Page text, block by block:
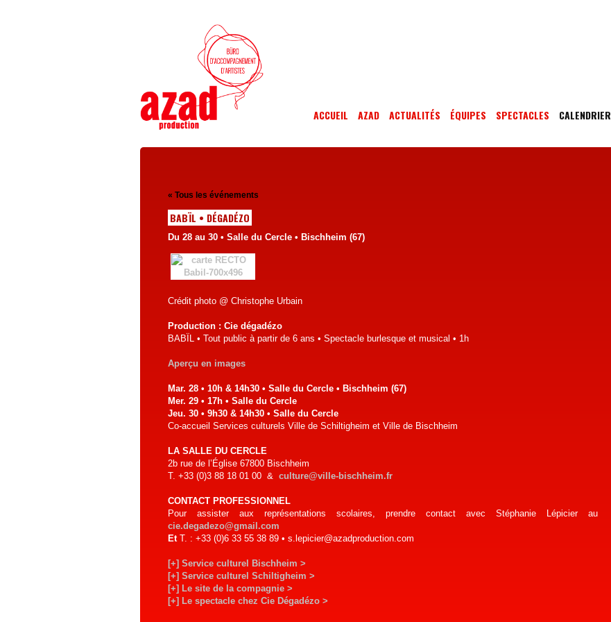
ACCUEIL AZAD ACTUALITÉS ÉQUIPES SPECTACLES CALENDRIER
« Tous les événements
BABÏL • DÉGADÉZO
Du 28 au 30 • Salle du Cercle • Bischheim (67)
Crédit photo @ Christophe Urbain
Production : Cie dégadézo
BABÏL • Tout public à partir de 6 ans • Spectacle burlesque et musical • 1h
Aperçu en images
Mar. 28 • 10h & 14h30 • Salle du Cercle • Bischheim (67)
Mer. 29 • 17h • Salle du Cercle
Jeu. 30 • 9h30 & 14h30 • Salle du Cercle
Co-accueil Services culturels Ville de Schiltigheim et Ville de Bischheim
LA SALLE DU CERCLE
2b rue de l’Église 67800 Bischheim
T. +33 (0)3 88 18 01 00 & culture@ville-bischheim.fr
CONTACT PROFESSIONNEL
Pour assister aux représentations scolaires, prendre contact avec Stéphanie Lépicier au
cie.degadezo@gmail.com
EtT. : +33 (0)6 33 55 38 89 • s.lepicier@azadproduction.com
[+] Service culturel Bischheim >
[+] Service culturel Schiltigheim >
[+] Le site de la compagnie >
[+] Le spectacle chez Cie Dégadézo >